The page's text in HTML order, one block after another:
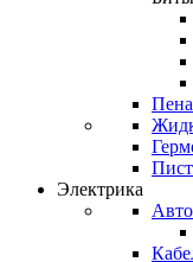
Электрика